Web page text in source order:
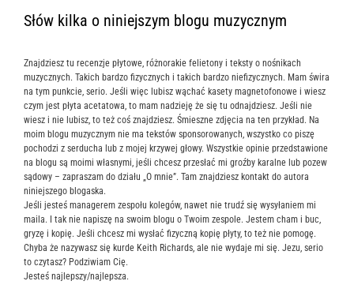
Słów kilka o niniejszym blogu muzycznym
Znajdziesz tu recenzje płytowe, różnorakie felietony i teksty o nośnikach
muzycznych. Takich bardzo fizycznych i takich bardzo niefizycznych. Mam świra
na tym punkcie, serio. Jeśli więc lubisz wąchać kasety magnetofonowe i wiesz
czym jest płyta acetatowa, to mam nadzieję że się tu odnajdziesz. Jeśli nie
wiesz i nie lubisz, to też coś znajdziesz. Śmieszne zdjęcia na ten przykład. Na
moim blogu muzycznym nie ma tekstów sponsorowanych, wszystko co piszę
pochodzi z serducha lub z mojej krzywej głowy. Wszystkie opinie przedstawione
na blogu są moimi własnymi, jeśli chcesz przesłać mi groźby karalne lub pozew
sądowy – zapraszam do działu „O mnie”. Tam znajdziesz kontakt do autora
niniejszego blogaska.
Jeśli jesteś managerem zespołu kolegów, nawet nie trudź się wysyłaniem mi
maila. I tak nie napiszę na swoim blogu o Twoim zespole. Jestem cham i buc,
gryzę i kopię. Jeśli chcesz mi wysłać fizyczną kopię płyty, to też nie pomogę.
Chyba że nazywasz się kurde Keith Richards, ale nie wydaje mi się. Jezu, serio
to czytasz? Podziwiam Cię.
Jesteś najlepszy/najlepsza.